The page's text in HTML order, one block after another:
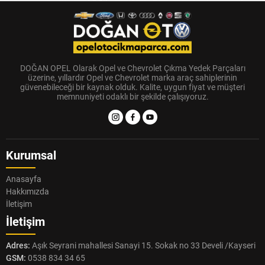
DOĞAN OPEL Olarak Opel ve Chevrolet Çıkma Yedek Parçaları
üzerine, yıllardır Opel ve Chevrolet marka araç sahiplerinin
güvenebileceği bir kaynak olduk. Kalite, uygun fiyat ve müşteri
memnuniyeti odaklı bir şekilde çalışıyoruz.
Kurumsal
Anasayfa
Hakkımızda
İletişim
İletişim
Adres: Aşık Seyrani mahallesi Sanayi 15. Sokak no 33 Develi /Kayseri
GSM: 0538 834 34 65